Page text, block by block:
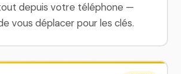
depuis votre téléphone —
vous déplacer pour les clés.